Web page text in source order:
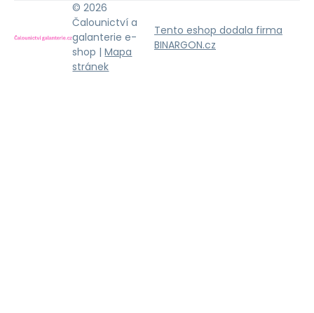
© 2026
Čalounictví a
galanterie e-
shop |Mapa
stránek
Tento eshop dodala firma
BINARGON.cz